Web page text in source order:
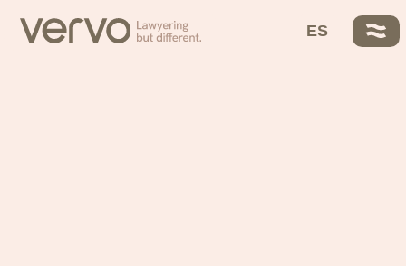
ES
Ayo García
Trusted Partners
Solutions